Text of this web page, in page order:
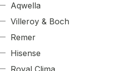
Aqwella
Villeroy & Boch
Remer
Hisense
Royal Clima